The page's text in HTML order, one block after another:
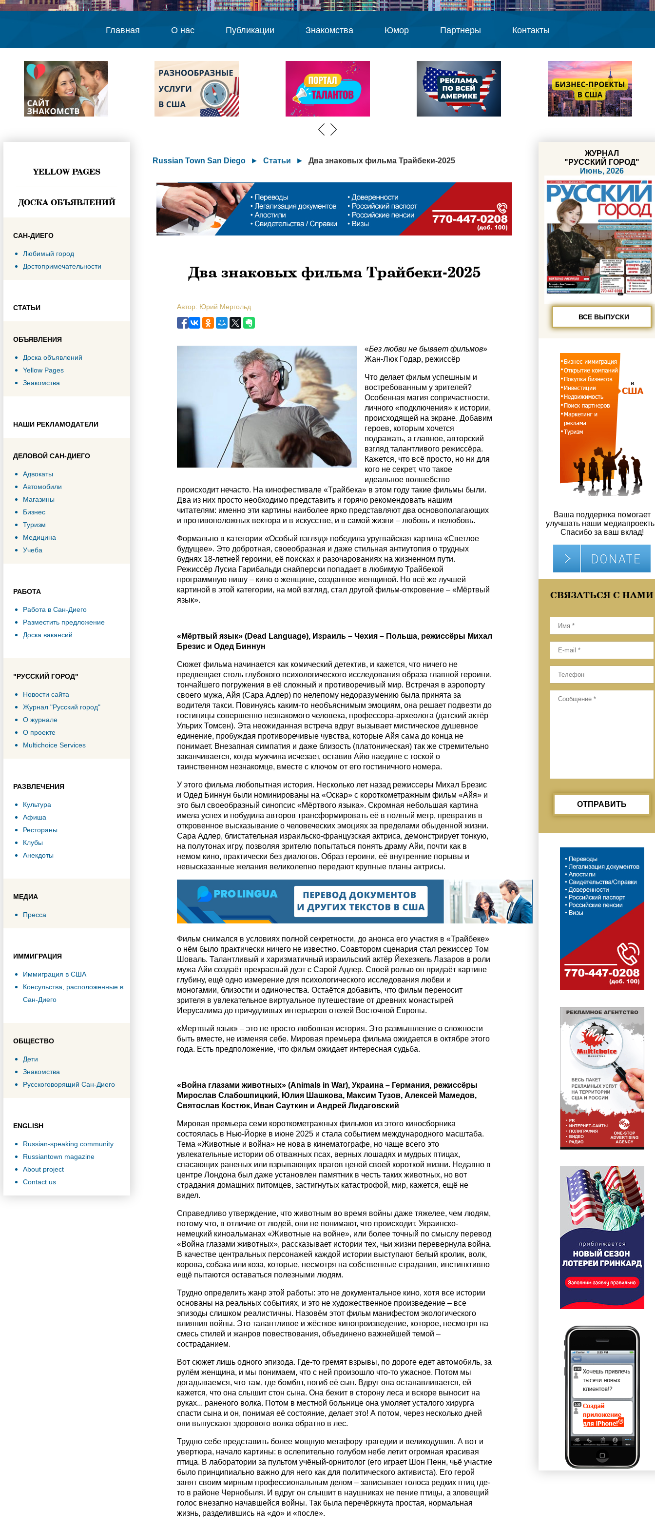
Главная О нас Публикации Знакомства Юмор Партнеры Контакты
YELLOW PAGES
ДОСКА ОБЪЯВЛЕНИЙ
САН-ДИЕГО
Любимый город
Достопримечательности
СТАТЬИ
ОБЪЯВЛЕНИЯ
Доска объявлений
Yellow Pages
Знакомства
НАШИ РЕКЛАМОДАТЕЛИ
ДЕЛОВОЙ САН-ДИЕГО
Адвокаты
Автомобили
Магазины
Бизнес
Туризм
Медицина
Учеба
РАБОТА
Работа в Сан-Диего
Разместить предложение
Доска вакансий
"РУССКИЙ ГОРОД"
Новости сайта
Журнал "Русский город"
О журнале
О проекте
Multichoice Services
РАЗВЛЕЧЕНИЯ
Культура
Афиша
Рестораны
Клубы
Анекдоты
МЕДИА
Пресса
ИММИГРАЦИЯ
Иммиграция в США
Консульства, расположенные в
Сан-Диего
ОБЩЕСТВО
Дети
Знакомства
Русскоговорящий Сан-Диего
ENGLISH
Russian-speaking community
Russiantown magazine
About project
Contact us
Russian Town San Diego ► Статьи ► Два знаковых фильма Трайбеки-2025
Два знаковых фильма Трайбеки-2025
Автор: Юрий Мергольд
«Без любви не бывает фильмов»
Жан-Люк Годар, режиссёр
Что делает фильм успешным и
востребованным у зрителей?
Особенная магия сопричастности,
личного «подключения» к истории,
происходящей на экране. Добавим
героев, которым хочется
подражать, а главное, авторский
взгляд талантливого режиссёра.
Кажется, что всё просто, но ни для
кого не секрет, что такое
идеальное волшебство
происходит нечасто. На кинофестивале «Трайбека» в этом году такие фильмы были.
Два из них просто необходимо представить и горячо рекомендовать нашим
читателям: именно эти картины наиболее ярко представляют два основополагающих
и противоположных вектора и в искусстве, и в самой жизни – любовь и нелюбовь.
Формально в категории «Особый взгляд» победила уругвайская картина «Светлое
будущее». Это добротная, своеобразная и даже стильная антиутопия о трудных
буднях 18-летней героини, её поисках и разочарованиях на жизненном пути.
Режиссёр Лусиа Гарибальди снайперски попадает в любимую Трайбекой
программную нишу – кино о женщине, созданное женщиной. Но всё же лучшей
картиной в этой категории, на мой взгляд, стал другой фильм-откровение – «Мёртвый
язык».
«Мёртвый язык» (Dead Language), Израиль – Чехия – Польша, режиссёры Михал
Брезис и Одед Биннун
Сюжет фильма начинается как комический детектив, и кажется, что ничего не
предвещает столь глубокого психологического исследования образа главной героини,
тончайшего погружения в её сложный и противоречивый мир. Встречая в аэропорту
своего мужа, Айя (Сара Адлер) по нелепому недоразумению была принята за
водителя такси. Повинуясь каким-то необъяснимым эмоциям, она решает подвезти до
гостиницы совершенно незнакомого человека, профессора-археолога (датский актёр
Ульрих Томсен). Эта неожиданная встреча вдруг вызывает мистическое душевное
единение, пробуждая противоречивые чувства, которые Айя сама до конца не
понимает. Внезапная симпатия и даже близость (платоническая) так же стремительно
заканчивается, когда мужчина исчезает, оставив Айю наедине с тоской о
таинственном незнакомце, вместе с ключом от его гостиничного номера.
У этого фильма любопытная история. Несколько лет назад режиссеры Михал Брезис
и Одед Биннун были номинированы на «Оскар» с короткометражным фильм «Айя» и
это был своеобразный синопсис «Мёртвого языка». Скромная небольшая картина
имела успех и побудила авторов трансформировать её в полный метр, превратив в
откровенное высказывание о человеческих эмоциях за пределами обыденной жизни.
Сара Адлер, блистательная израильско-французская актриса, демонстрирует тонкую,
на полутонах игру, позволяя зрителю попытаться понять драму Айи, почти как в
немом кино, практически без диалогов. Образ героини, её внутренние порывы и
невысказанные желания великолепно передают крупные планы актрисы.
Фильм снимался в условиях полной секретности, до анонса его участия в «Трайбеке»
о нём было практически ничего не известно. Соавтором сценария стал режиссер Том
Шоваль. Талантливый и харизматичный израильский актёр Йехезкель Лазаров в роли
мужа Айи создаёт прекрасный дуэт с Сарой Адлер. Своей ролью он придаёт картине
глубину, ещё одно измерение для психологического исследования любви и
моногамии, близости и одиночества. Остаётся добавить, что фильм переносит
зрителя в увлекательное виртуальное путешествие от древних монастырей
Иерусалима до причудливых интерьеров отелей Восточной Европы.
«Мертвый язык» – это не просто любовная история. Это размышление о сложности
быть вместе, не изменяя себе. Мировая премьера фильма ожидается в октябре этого
года. Есть предположение, что фильм ожидает интересная судьба.
«Война глазами животных» (Animals in War), Украина – Германия, режиссёры
Мирослав Слабошпицкий, Юлия Шашкова, Максим Тузов, Алексей Мамедов,
Святослав Костюк, Иван Сауткин и Андрей Лидаговский
Мировая премьера семи короткометражных фильмов из этого киносборника
состоялась в Нью-Йорке в июне 2025 и стала событием международного масштаба.
Тема «Животные и война» не нова в кинематографе, но чаще всего это
увлекательные истории об отважных псах, верных лошадях и мудрых птицах,
спасающих раненых или взрывающих врагов ценой своей короткой жизни. Недавно в
центре Лондона был даже установлен памятник в честь таких животных, но вот
страдания домашних питомцев, застигнутых катастрофой, мир, кажется, ещё не
видел.
Справедливо утверждение, что животным во время войны даже тяжелее, чем людям,
потому что, в отличие от людей, они не понимают, что происходит. Украинско-
немецкий киноальманах «Животные на войне», или более точный по смыслу перевод
«Война глазами животных», рассказывает истории тех, чьи жизни перевернула война.
В качестве центральных персонажей каждой истории выступают белый кролик, волк,
корова, собака или коза, которые, несмотря на собственные страдания, инстинктивно
ещё пытаются оставаться полезными людям.
Трудно определить жанр этой работы: это не документальное кино, хотя все истории
основаны на реальных событиях, и это не художественное произведение – все
эпизоды слишком реалистичны. Назовём этот фильм манифестом экологического
влияния войны. Это талантливое и жёсткое кинопроизведение, которое, несмотря на
смесь стилей и жанров повествования, объединено важнейшей темой –
состраданием.
Вот сюжет лишь одного эпизода. Где-то гремят взрывы, по дороге едет автомобиль, за
рулём женщина, и мы понимаем, что с ней произошло что-то ужасное. Потом мы
догадываемся, что там, где бомбят, погиб её сын. Вдруг она останавливается, ей
кажется, что она слышит стон сына. Она бежит в сторону леса и вскоре выносит на
руках... раненого волка. Потом в местной больнице она умоляет усталого хирурга
спасти сына и он, понимая её состояние, делает это! А потом, через несколько дней
они выпускают здорового волка обратно в лес.
Трудно себе представить более мощную метафору трагедии и великодушия. А вот и
увертюра, начало картины: в ослепительно голубом небе летит огромная красивая
птица. В лаборатории за пультом учёный-орнитолог (его играет Шон Пенн, чьё участие
было принципиально важно для него как для политического активиста). Его герой
занят своим мирным профессиональным делом – записывает голоса редких птиц где-
то в районе Чернобыля. И вдруг он слышит в наушниках не пение птицы, а зловещий
голос внезапно начавшейся войны. Так была перечёркнута простая, нормальная
жизнь, разделившись на «до» и «после».
ЖУРНАЛ
"РУССКИЙ ГОРОД"
Июнь, 2026
ВСЕ ВЫПУСКИ
Ваша поддержка помогает
улучшать наши
Спасибо за ваш вклад!
СВЯЗАТЬСЯ С НАМИ
ОТПРАВИТЬ